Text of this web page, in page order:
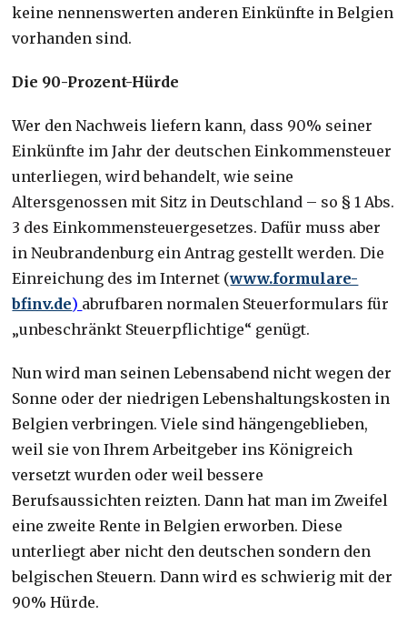
keine nennenswerten anderen Einkünfte in Belgien
vorhanden sind.
Die 90-Prozent-Hürde
Wer den Nachweis liefern kann, dass 90% seiner
Einkünfte im Jahr der deutschen Einkommensteuer
unterliegen, wird behandelt, wie seine
Altersgenossen mit Sitz in Deutschland – so § 1 Abs.
3 des Einkommensteuergesetzes. Dafür muss aber
in Neubrandenburg ein Antrag gestellt werden. Die
Einreichung des im Internet (www.formulare-
bfinv.de) abrufbaren normalen Steuerformulars für
„unbeschränkt Steuerpflichtige“ genügt.
Nun wird man seinen Lebensabend nicht wegen der
Sonne oder der niedrigen Lebenshaltungskosten in
Belgien verbringen. Viele sind hängengeblieben,
weil sie von Ihrem Arbeitgeber ins Königreich
versetzt wurden oder weil bessere
Berufsaussichten reizten. Dann hat man im Zweifel
eine zweite Rente in Belgien erworben. Diese
unterliegt aber nicht den deutschen sondern den
belgischen Steuern. Dann wird es schwierig mit der
90% Hürde.